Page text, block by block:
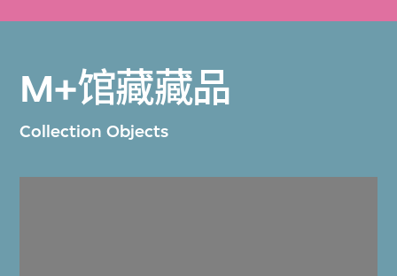
M+馆藏藏品
Collection Objects